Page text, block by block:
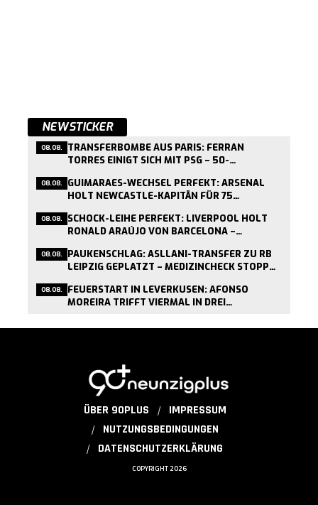
NEWSTICKER
08.08. TRANSFERBOMBE AUS PARIS: FERRAN
TORRES EINIGT SICH MIT PSG – 50-
08.08. GUIMARAES-WECHSEL PERFEKT: ARSENAL
HOLT NEWCASTLE-KAPITÄN FÜR 75
08.08. SCHOCK-LEIHE PERFEKT: LIVERPOOL HOLT
RONALD ARAÚJO VON BARCELONA –
08.08. PAUKENSCHLAG: ASLLANI-TRANSFER ZU RB
LEIPZIG GEPLATZT – MEDIZINCHECK STOPPT
08.08. FEUERSTART IN LEVERKUSEN: AFONSO
MOREIRA TRIFFT VIERMAL IN DREI
ÜBER 90PLUS
IMPRESSUM
NUTZUNGSBEDINGUNGEN
DATENSCHUTZERKLÄRUNG
COPYRIGHT 2026